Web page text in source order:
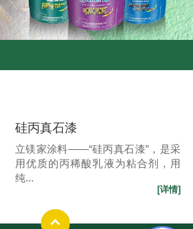
硅丙真石漆
立镁家涂料——“硅丙真石漆”，是采
用优质的丙稀酸乳液为粘合剂，用
纯...
[详情]